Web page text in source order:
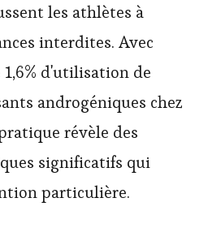
les athlètes à
interdites. Avec
d'utilisation de
androgéniques chez
révèle des
significatifs qui
particulière.